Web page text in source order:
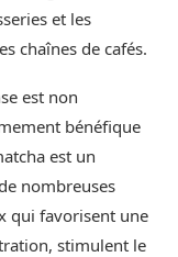
et les
chaînes de cafés.
est non
bénéfique
est un
nombreuses
qui favorisent une
stimulent le